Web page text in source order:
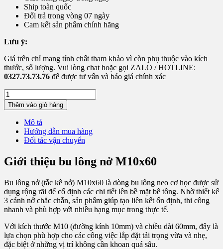
Ship toàn quốc
Đổi trả trong vòng 07 ngày
Cam kết sản phẩm chính hãng
Lưu ý:
Giá trên chỉ mang tính chất tham khảo vì còn phụ thuộc vào kích
thước, số lượng. Vui lòng chat hoặc gọi ZALO / HOTLINE:
0327.73.73.76 để được tư vấn và báo giá chính xác
Bu
Lông
Nở
M10x60
lượng
Thêm vào giỏ hàng
Mô tả
Hướng dẫn mua hàng
Đối tác vận chuyển
Giới thiệu bu lông nở M10x60
Bu lông nở (tắc kê nở) M10x60 là dòng bu lông neo cơ học được sử
dụng rộng rãi để cố định các chi tiết lên bề mặt bê tông. Nhờ thiết kế
3 cánh nở chắc chắn, sản phẩm giúp tạo liên kết ổn định, thi công
nhanh và phù hợp với nhiều hạng mục trong thực tế.
Với kích thước M10 (đường kính 10mm) và chiều dài 60mm, đây là
lựa chọn phù hợp cho các công việc lắp đặt tải trọng vừa và nhẹ,
đặc biệt ở những vị trí không cần khoan quá sâu.